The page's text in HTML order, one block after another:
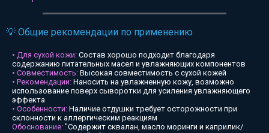
💡 Общие рекомендации по применению
• Для сухой кожи: Состав хорошо подходит благодаря
содержанию питательных масел и увлажняющих компонентов
• Совместимость: Высокая совместимость с сухой кожей
• Рекомендации: Наносить на увлажненную кожу, возможно
использование поверх сыворотки для усиления увлажняющего
эффекта
• Особенности: Наличие отдушки требует осторожности при
склонности к аллергическим реакциям
Обоснование: "Содержит сквалан, масло моринги и каприлик/